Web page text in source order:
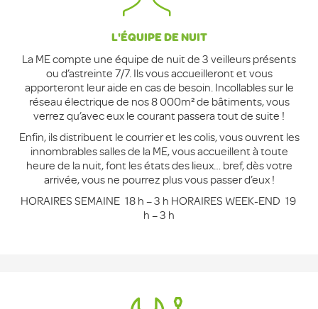
L'ÉQUIPE DE NUIT
La ME compte une équipe de nuit de 3 veilleurs présents
ou d’astreinte 7/7. Ils vous accueilleront et vous
apporteront leur aide en cas de besoin. Incollables sur le
réseau électrique de nos 8 000m² de bâtiments, vous
verrez qu’avec eux le courant passera tout de suite !
Enfin, ils distribuent le courrier et les colis, vous ouvrent les
innombrables salles de la ME, vous accueillent à toute
heure de la nuit, font les états des lieux… bref, dès votre
arrivée, vous ne pourrez plus vous passer d’eux !
HORAIRES SEMAINE 18 h – 3 h HORAIRES WEEK-END 19
h – 3 h